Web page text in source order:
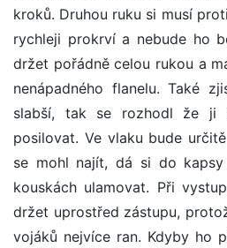
kroků. Druhou ruku si musí
rychleji prokrví a nebude ho
držet pořádně celou rukou a
nenápadného flanelu. Také
slabší, tak se rozhodl že ji
posilovat. Ve vlaku bude
se mohl najít, dá si do
kouskách ulamovat. Při
držet uprostřed zástupu,
vojáků nejvíce ran. Kdyby ho